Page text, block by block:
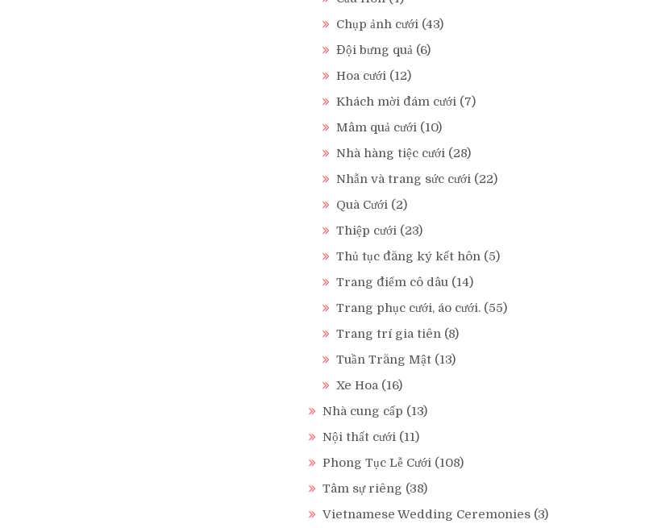
Chụp ảnh cưới (43)
Đội bưng quả (6)
Hoa cưới (12)
Khách mời đám cưới (7)
Mâm quả cưới (10)
Nhà hàng tiệc cưới (28)
Nhẫn và trang sức cưới (22)
Quà Cưới (2)
Thiệp cưới (23)
Thủ tục đăng ký kết hôn (5)
Trang điểm cô dâu (14)
Trang phục cưới, áo cưới. (55)
Trang trí gia tiên (8)
Tuần Trăng Mật (13)
Xe Hoa (16)
Nhà cung cấp (13)
Nội thất cưới (11)
Phong Tục Lễ Cưới (108)
Tâm sự riêng (38)
Vietnamese Wedding Ceremonies (3)